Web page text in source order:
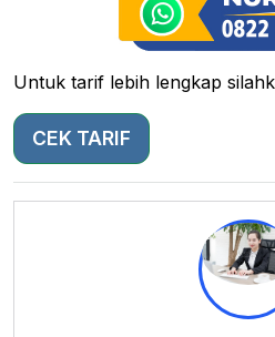
Untuk tarif lebih lengkap
CEK TARIF